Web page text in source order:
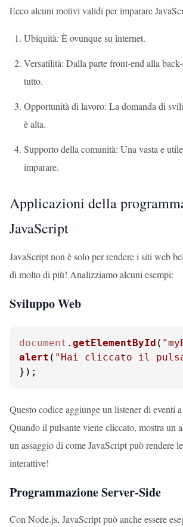
Ecco alcuni motivi validi per imparare
Ubiquità: È ovunque su internet.
Versatilità: Dalla parte front-end alla
tutto.
Opportunità di lavoro: La domanda di
è alta.
Supporto della comunità: Una vasta e
imparare.
Applicazioni della
JavaScript
JavaScript non è solo per rendere i siti web
di molto di più! Analizziamo alcuni esempi:
Sviluppo Web
document . getElementById (
alert ( "Hai cliccato il
});
Questo codice aggiunge un listener di eventi
Quando il pulsante viene cliccato, mostra un
un assaggio di come JavaScript può rendere
interattive!
Programmazione Server-Side
Con Node.js, JavaScript può anche essere